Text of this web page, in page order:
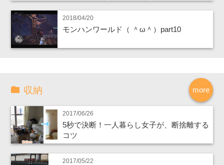
2018/04/20
モンハンワールド（ ＾ω＾）part10
more
収納
2017/06/26
5秒で決断！一人暮らし女子が、断捨離する
コツ
2017/05/22